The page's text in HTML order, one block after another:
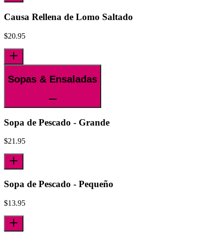
Causa Rellena de Lomo Saltado
$20.95
Sopas & Ensaladas
Sopa de Pescado - Grande
$21.95
Sopa de Pescado - Pequeño
$13.95